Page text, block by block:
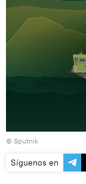
© Sputnik
Síguenos en